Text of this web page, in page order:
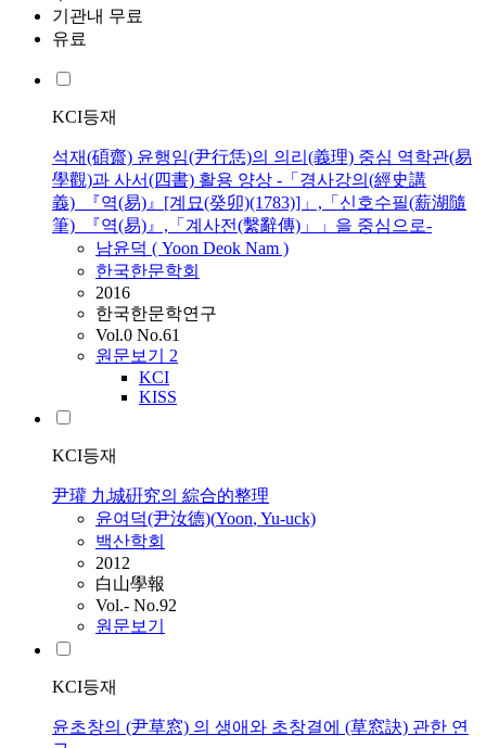
기관내 무료
유료
KCI등재
석재(碩齋) 윤행임(尹行恁)의 의리(義理) 중심 역학관(易
學觀)과 사서(四書) 활용 양상 -「경사강의(經史講
義)_『역(易)』[계묘(癸卯)(1783)]」,「신호수필(薪湖隨
筆)_『역(易)』,「계사전(繫辭傳)」」을 중심으로-
남윤덕 ( Yoon Deok Nam )
한국한문학회
2016
한국한문학연구
Vol.0 No.61
원문보기 2
KCI
KISS
KCI등재
尹瓘 九城硏究의 綜合的整理
윤여덕(尹汝德)(Yoon, Yu-uck)
백산학회
2012
白山學報
Vol.- No.92
원문보기
KCI등재
윤초창의 (尹草窓) 의 생애와 초창결에 (草窓訣) 관한 연